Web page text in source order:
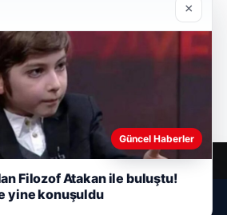
×
Güncel Haberler
Filozof Atakan ile buluştu!
yine konuşuldu